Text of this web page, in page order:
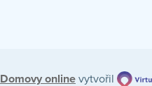
Domovy online vytvořil